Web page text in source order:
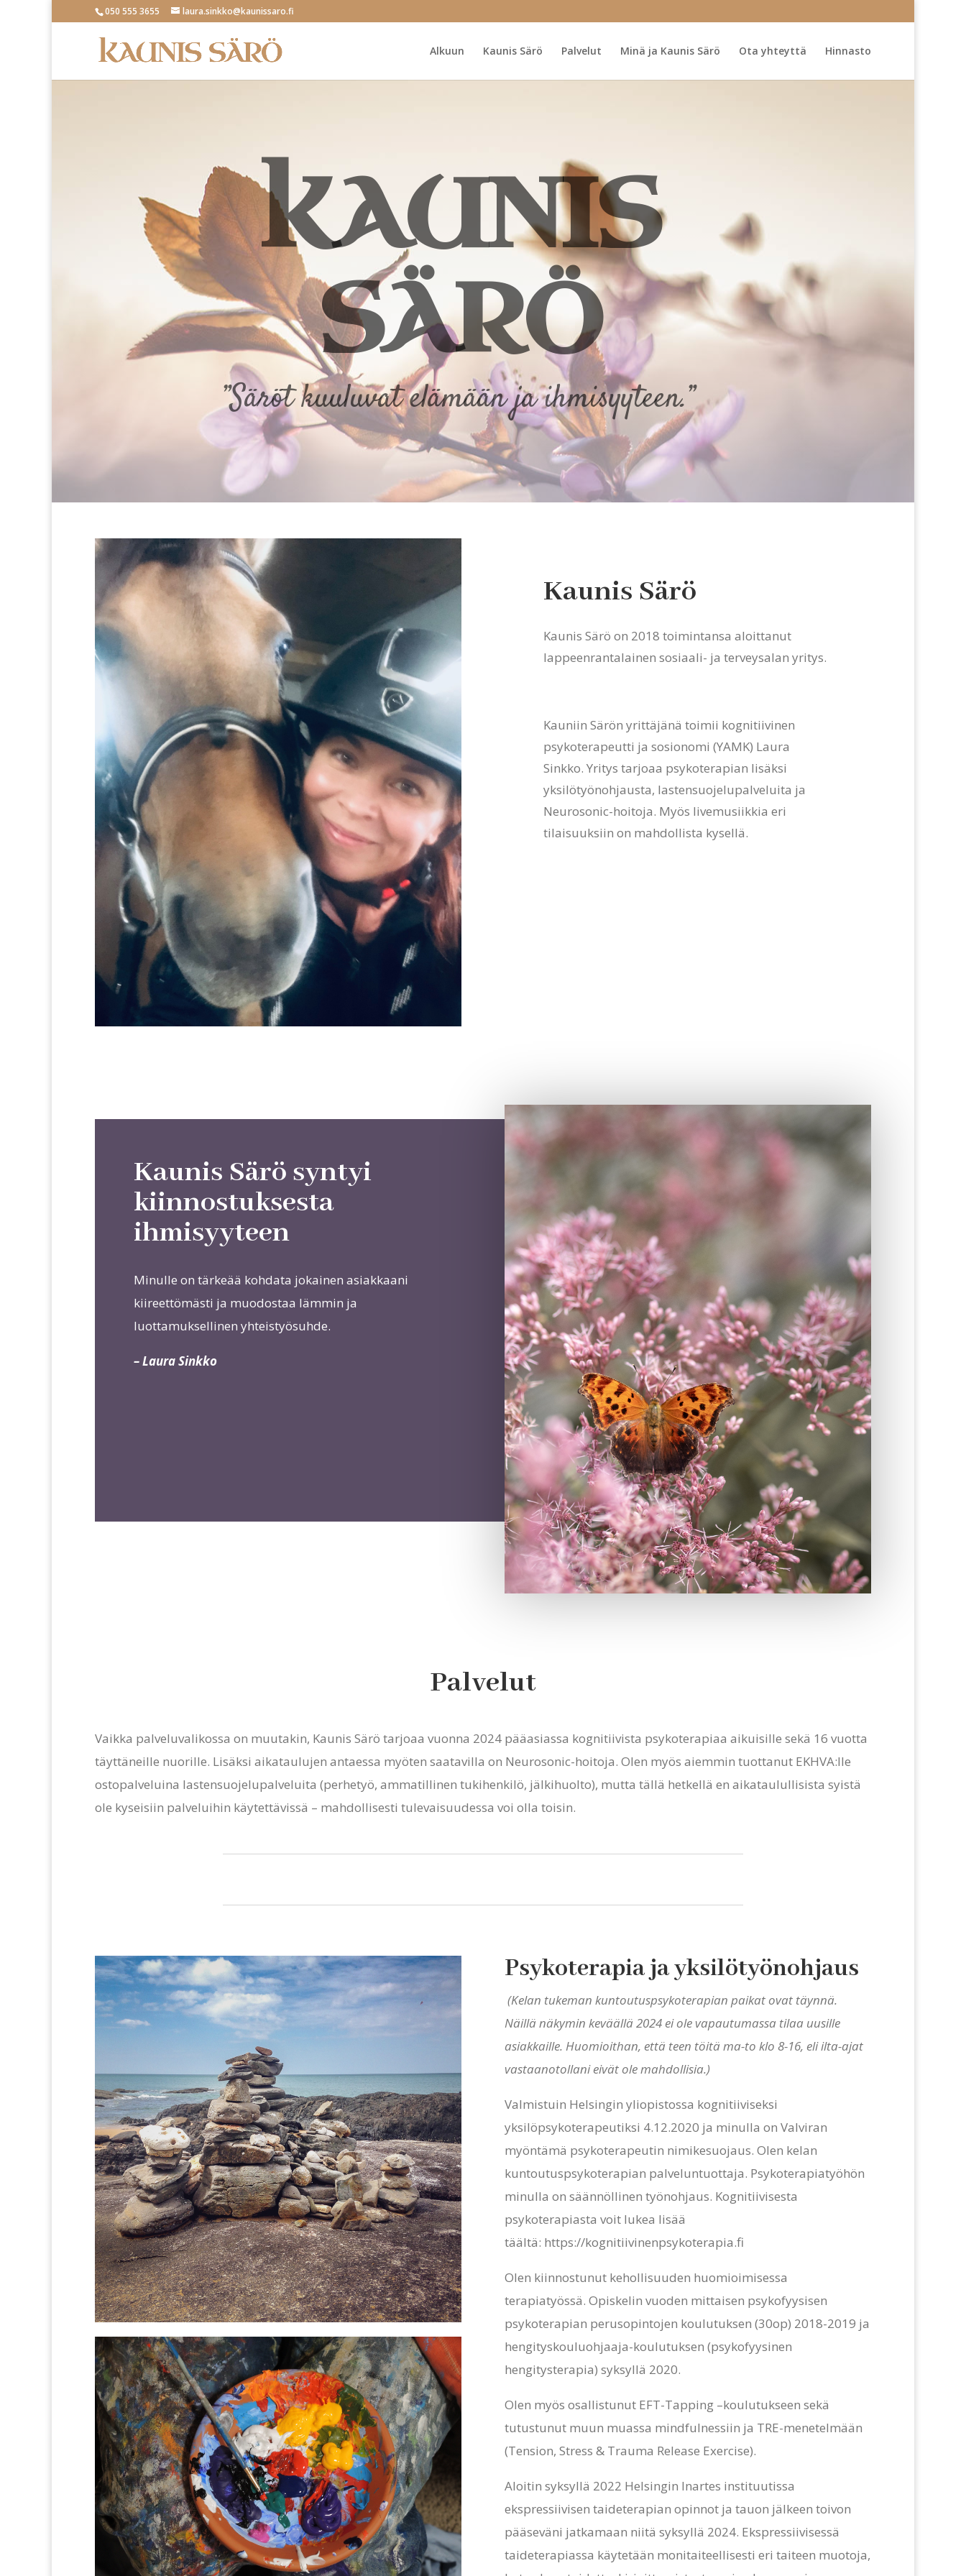
050 555 3655 laura.sinkko@kaunissaro.fi
Alkuun Kaunis Särö Palvelut Minä ja Kaunis Särö Ota yhteyttä Hinnasto
KAUNIS
SÄRÖ
”Säröt kuuluvat elämään ja ihmisyyteen.”
Kaunis Särö
Kaunis Särö on 2018 toimintansa aloittanut
lappeenrantalainen sosiaali- ja terveysalan yritys.
Kauniin Särön yrittäjänä toimii kognitiivinen
psykoterapeutti ja sosionomi (YAMK) Laura
Sinkko. Yritys tarjoaa psykoterapian lisäksi
yksilötyönohjausta, lastensuojelupalveluita ja
Neurosonic-hoitoja. Myös livemusiikkia eri
tilaisuuksiin on mahdollista kysellä.
Kaunis Särö syntyi
kiinnostuksesta
ihmisyyteen
Minulle on tärkeää kohdata jokainen asiakkaani
kiireettömästi ja muodostaa lämmin ja
luottamuksellinen yhteistyösuhde.
– Laura Sinkko
Palvelut
Vaikka palveluvalikossa on muutakin, Kaunis Särö tarjoaa vuonna 2024 pääasiassa kognitiivista psykoterapiaa aikuisille sekä 16 vuotta
täyttäneille nuorille. Lisäksi aikataulujen antaessa myöten saatavilla on Neurosonic-hoitoja. Olen myös aiemmin tuottanut EKHVA:lle
ostopalveluina lastensuojelupalveluita (perhetyö, ammatillinen tukihenkilö, jälkihuolto), mutta tällä hetkellä en aikataulullisista syistä
ole kyseisiin palveluihin käytettävissä – mahdollisesti tulevaisuudessa voi olla toisin.
Psykoterapia ja yksilötyönohjaus
(Kelan tukeman kuntoutuspsykoterapian paikat ovat täynnä.
Näillä näkymin keväällä 2024 ei ole vapautumassa tilaa uusille
asiakkaille. Huomioithan, että teen töitä ma-to klo 8-16, eli ilta-ajat
vastaanotollani eivät ole mahdollisia.)
Valmistuin Helsingin yliopistossa kognitiiviseksi
yksilöpsykoterapeutiksi 4.12.2020 ja minulla on Valviran
myöntämä psykoterapeutin nimikesuojaus. Olen kelan
kuntoutuspsykoterapian palveluntuottaja. Psykoterapiatyöhön
minulla on säännöllinen työnohjaus. Kognitiivisesta
psykoterapiasta voit lukea lisää
täältä: https://kognitiivinenpsykoterapia.fi
Olen kiinnostunut kehollisuuden huomioimisessa
terapiatyössä. Opiskelin vuoden mittaisen psykofyysisen
psykoterapian perusopintojen koulutuksen (30op) 2018-2019 ja
hengityskouluohjaaja-koulutuksen (psykofyysinen
hengitysterapia) syksyllä 2020.
Olen myös osallistunut EFT-Tapping –koulutukseen sekä
tutustunut muun muassa mindfulnessiin ja TRE-menetelmään
(Tension, Stress & Trauma Release Exercise).
Aloitin syksyllä 2022 Helsingin Inartes instituutissa
ekspressiivisen taideterapian opinnot ja tauon jälkeen toivon
pääseväni jatkamaan niitä syksyllä 2024. Ekspressiivisessä
taideterapiassa käytetään monitaiteellisesti eri taiteen muotoja,